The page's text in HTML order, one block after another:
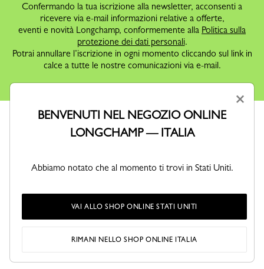
Confermando la tua iscrizione alla newsletter, acconsenti a
ricevere via e-mail informazioni relative a offerte,
eventi e novità Longchamp, conformemente alla Politica sulla
protezione dei dati personali.
Potrai annullare l’iscrizione in ogni momento cliccando sul link in
calce a tutte le nostre comunicazioni via e-mail.
ORDINI E RESI
DONNA
×
BENVENUTI NEL NEGOZIO ONLINE
LONGCHAMP — ITALIA
Abbiamo notato che al momento ti trovi in Stati Uniti.
VAI ALLO SHOP ONLINE STATI UNITI
RIMANI NELLO SHOP ONLINE ITALIA